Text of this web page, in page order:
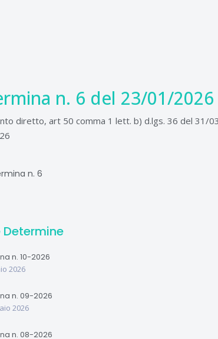
n. 6 del 23/01/2026
diretto, art 50 comma 1 lett. b) d.lgs. 36 del 31/
n. 6
Determine
n. 10-2026
2026
n. 09-2026
2026
n. 08-2026